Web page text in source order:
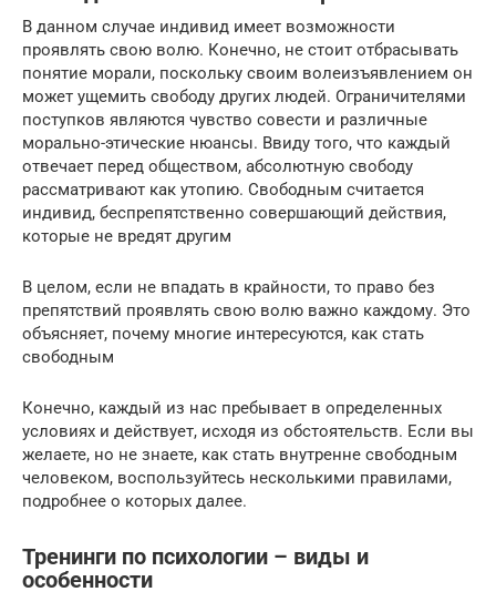
В данном случае индивид имеет возможности
проявлять свою волю. Конечно, не стоит отбрасывать
понятие морали, поскольку своим волеизъявлением он
может ущемить свободу других людей. Ограничителями
поступков являются чувство совести и различные
морально-этические нюансы. Ввиду того, что каждый
отвечает перед обществом, абсолютную свободу
рассматривают как утопию. Свободным считается
индивид, беспрепятственно совершающий действия,
которые не вредят другим
В целом, если не впадать в крайности, то право без
препятствий проявлять свою волю важно каждому. Это
объясняет, почему многие интересуются, как стать
свободным
Конечно, каждый из нас пребывает в определенных
условиях и действует, исходя из обстоятельств. Если вы
желаете, но не знаете, как стать внутренне свободным
человеком, воспользуйтесь несколькими правилами,
подробнее о которых далее.
Тренинги по психологии – виды и
особенности